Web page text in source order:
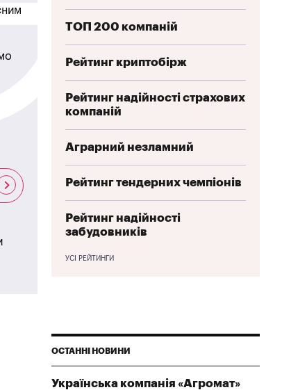
ТОП 200 компаній
Рейтинг криптобірж
Рейтинг надійності страхових
компаній
Аграрний незламний
Рейтинг тендерних чемпіонів
Рейтинг надійності
забудовників
УСІ РЕЙТИНГИ
ОСТАННІ НОВИНИ
Українська компанія «Агромат»